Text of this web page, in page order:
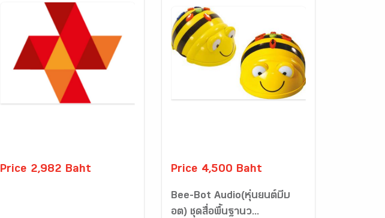
Price 2,982 Baht Price 4,500 Baht
Bee-Bot Audio(หุ่นยนต์บีบ
อต) ชุดสื่อพื้นฐานว...